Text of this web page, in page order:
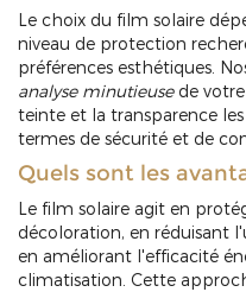
Le choix du film solaire
niveau de protection
préférences esthétiques.
analyse minutieusede votre
teinte et la transparence
termes de sécurité et de
Quels sont les
Le film solaire agit en
décoloration, en réduisant
en améliorant l'efficacité
climatisation. Cette